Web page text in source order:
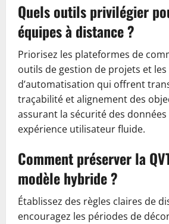
Quels outils privilégier
équipes à distance ?
Priorisez les plateformes de
outils de gestion de projets et
d’automatisation qui offrent
traçabilité et alignement des
assurant la sécurité des
expérience utilisateur fluide.
Comment préserver la
modèle hybride ?
Établissez des règles claires de
encouragez les périodes de